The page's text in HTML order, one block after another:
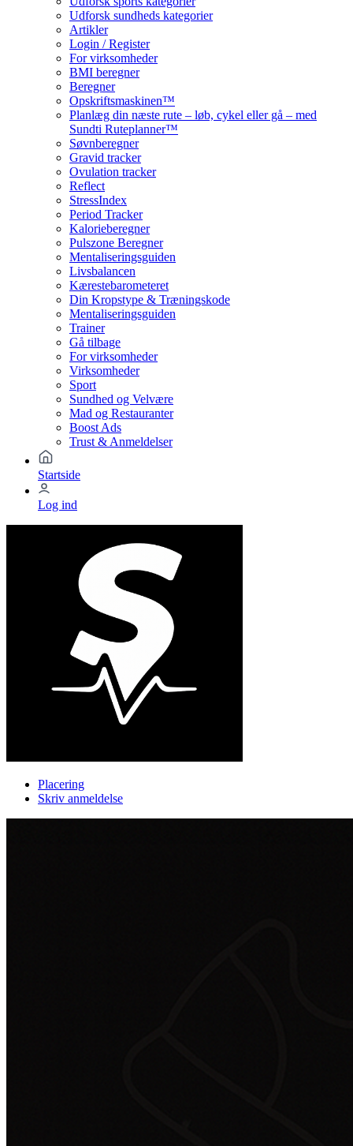
Udforsk sundheds kategorier
Artikler
Login / Register
For virksomheder
BMI beregner
Beregner
Opskriftsmaskinen™
Planlæg din næste rute – løb, cykel eller gå – med
Sundti Ruteplanner™
Søvnberegner
Gravid tracker
Ovulation tracker
Reflect
StressIndex
Period Tracker
Kalorieberegner
Pulszone Beregner
Mentaliseringsguiden
Livsbalancen
Kærestebarometeret
Din Kropstype & Træningskode
Mentaliseringsguiden
Trainer
Gå tilbage
For virksomheder
Virksomheder
Sport
Sundhed og Velvære
Mad og Restauranter
Boost Ads
Trust & Anmeldelser
Startside
Log ind
Placering
Skriv anmeldelse